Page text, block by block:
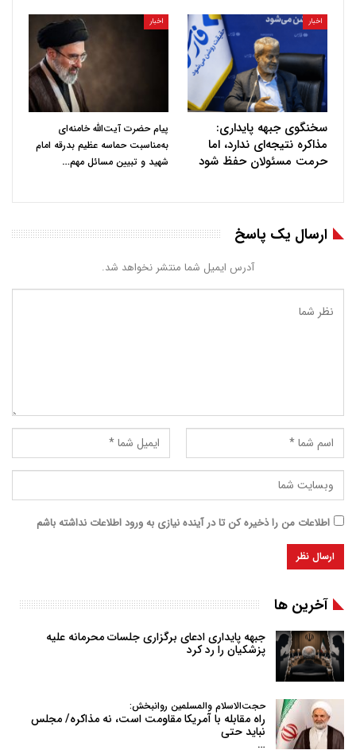
اخبار
سخنگوی جبهه پایداری:
مذاکره نتیجه‌ای ندارد، اما
حرمت مسئولان حفظ شود
اخبار
پیام حضرت آیت‌الله خامنه‌ای
به‌مناسبت حماسه عظیم بدرقه امام
شهید و تبیین مسائل مهم…
ارسال یک پاسخ
آدرس ایمیل شما منتشر نخواهد شد.
اطلاعات من را ذخیره کن تا در آینده نیازی به ورود اطلاعات نداشته باشم
آخرین ها
جبهه پایداری ادعای برگزاری جلسات محرمانه علیه
پزشکیان را رد کرد
حجت‌الاسلام والمسلمین روانبخش:
راه مقابله با آمریکا مقاومت است، نه مذاکره/ مجلس
نباید حتی
…